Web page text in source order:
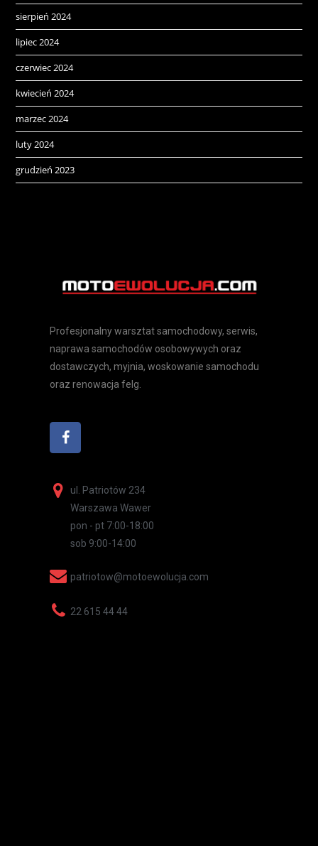
sierpień 2024
lipiec 2024
czerwiec 2024
kwiecień 2024
marzec 2024
luty 2024
grudzień 2023
Profesjonalny warsztat samochodowy, serwis,
naprawa samochodów osobowywych oraz
dostawczych, myjnia, woskowanie samochodu
oraz renowacja felg.
ul. Patriotów 234
Warszawa Wawer
pon - pt 7:00-18:00
sob 9:00-14:00
patriotow@motoewolucja.com
22 615 44 44